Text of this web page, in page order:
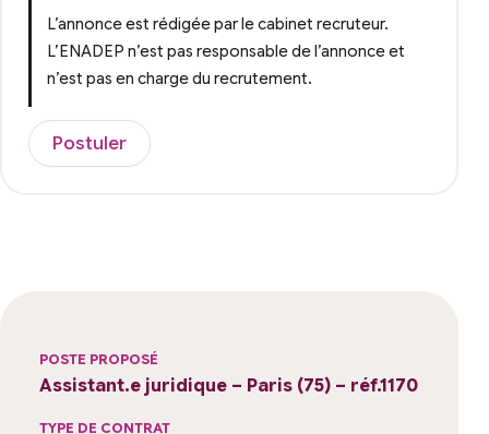
L’annonce est rédigée par le cabinet recruteur.
L’ENADEP n’est pas responsable de l’annonce et
n’est pas en charge du recrutement.
Postuler
POSTE PROPOSÉ
Assistant.e juridique – Paris (75) – réf.1170
TYPE DE CONTRAT